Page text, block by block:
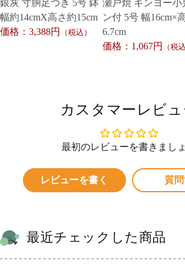
銀灰 寸胴足つき 5号 鉢
幅約14cmX高さ約15cm
価格：3,388円
（税込）
瀬戸焼 キンヨー小
ン付 5号 幅16cm×
6.7cm
価格：1,067円
（税
カスタマーレビ
最初のレビューを書きまし
レビューを書く 質
最近チェックした商品